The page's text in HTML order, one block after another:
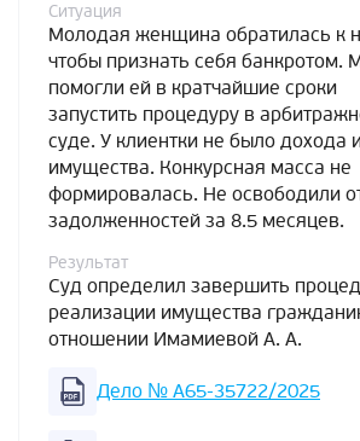
Ситуация
Молодая женщина обратилась к
чтобы признать себя банкротом.
помогли ей в кратчайшие сроки
запустить процедуру в
суде. У клиентки не было дохода
имущества. Конкурсная масса не
формировалась. Не освободили
задолженностей за 8.5 месяцев.
Результат
Суд определил завершить
реализации имущества
отношении Имамиевой А. А.
Дело № А65-35722/2025